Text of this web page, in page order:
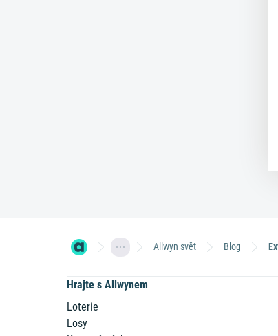
Allwyn svět Blog
Hrajte s Allwynem
Loterie
Losy